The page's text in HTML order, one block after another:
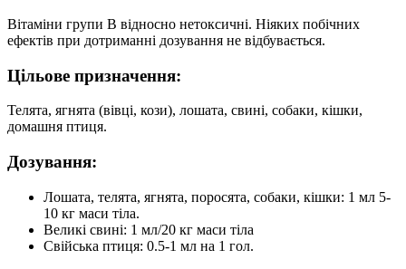
Вітаміни групи B відносно нетоксичні. Ніяких побічних
ефектів при дотриманні дозування не відбувається.
Цільове призначення:
Телята, ягнята (вівці, кози), лошата, свині, собаки, кішки,
домашня птиця.
Дозування:
Лошата, телята, ягнята, поросята, собаки, кішки: 1 мл 5-
10 кг маси тіла.
Великі свині: 1 мл/20 кг маси тіла
Свійська птиця: 0.5-1 мл на 1 гол.